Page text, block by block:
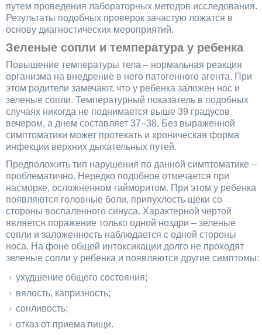
путем проведения лабораторных методов исследования.
Результаты подобных проверок зачастую ложатся в
основу диагностических мероприятий.
Зеленые сопли и температура у ребенка
Повышение температуры тела – нормальная реакция
организма на внедрение в него патогенного агента. При
этом родители замечают, что у ребенка заложен нос и
зеленые сопли. Температурный показатель в подобных
случаях никогда не поднимается выше 39 градусов
вечером, а днем составляет 37–38. Без выраженной
симптоматики может протекать и хроническая форма
инфекции верхних дыхательных путей.
Предположить тип нарушения по данной симптоматике –
проблематично. Нередко подобное отмечается при
насморке, осложненном гайморитом. При этом у ребенка
появляются головные боли, припухлость щеки со
стороны воспаленного синуса. Характерной чертой
является поражение только одной ноздри – зеленые
сопли и заложенность наблюдается с одной стороны
носа. На фоне общей интоксикации долго не проходят
зеленые сопли у ребенка и появляются другие симптомы:
ухудшение общего состояния;
вялость, капризность;
сонливость;
отказ от приема пищи.